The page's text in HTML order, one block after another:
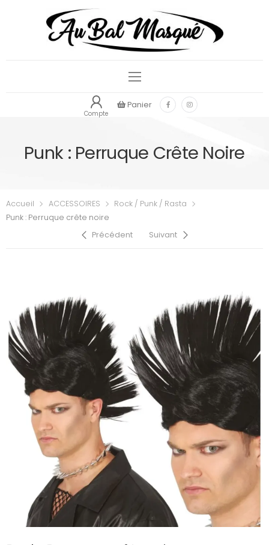
Compte
Panier
Punk : Perruque Crête Noire
Accueil ACCESSOIRES
Rock / Punk / Rasta
Punk : Perruque crête noire
Précédent
Suivant